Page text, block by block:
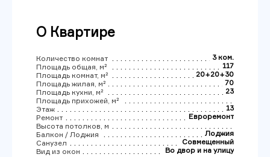
О Квартире
Количество комнат
3 ком.
Площадь общая, м²
117
Площадь комнат, м²
20+20+30
Площадь жилая, м²
70
Площадь кухни, м²
23
Площадь прихожей, м²
Этаж
13
Ремонт
Евроремонт
Высота потолков, м
Балкон / Лоджия
Лоджия
Санузел
Совмещенный
Вид из окон
Во двор и на улицу